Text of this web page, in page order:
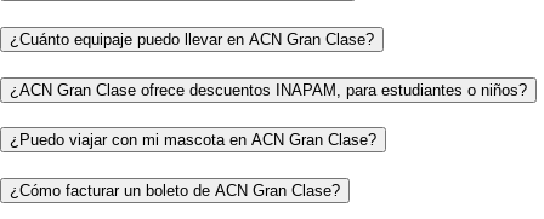
¿Cuánto equipaje puedo llevar en ACN Gran Clase?
¿ACN Gran Clase ofrece descuentos INAPAM, para estudiantes o niños?
¿Puedo viajar con mi mascota en ACN Gran Clase?
¿Cómo facturar un boleto de ACN Gran Clase?